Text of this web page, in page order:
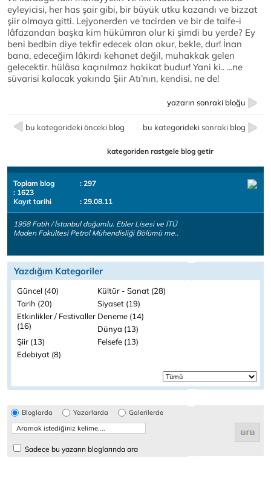
eyleyicisi, her has şair gibi, bir büyük utku kazandı ve bizzat
şiir olmaya gitti. Lejyonerden ve tacirden ve bir de taife-i
lâfazandan başka kim hükümran olur ki şimdi bu yerde? Ey
beni bedbin diye tekfir edecek olan okur, bekle, dur! İnan
bana, edeceğim lâkırdı kehanet değil, muhakkak gelen
gelecektir. hülâsa kaçınılmaz hakikat budur! Yani ki.. ...ne
süvarisi kalacak yakında Şiir Atı’nın, kendisi, ne de!
yazarın sonraki bloğu
bu kategorideki önceki blog bu kategorideki sonraki blog
kategoriden rastgele blog getir
Toplam blog
: 297
: 1623
Kayıt tarihi
: 29.08.11
1958 Fatih / İstanbul doğumlu. Etiler Lisesi ve İTÜ
Maden Fakültesi Petrol Mühendisliği Bölümü me..
Yazdığım Kategoriler
Güncel (40)
Kültür - Sanat (28)
Tarih (20)
Siyaset (19)
Etkinlikler / Festivaller
(16)
Deneme (14)
Dünya (13)
Şiir (13)
Felsefe (13)
Edebiyat (8)
Bloglarda Yazarlarda Galerilerde
Sadece bu yazarın bloglarında ara